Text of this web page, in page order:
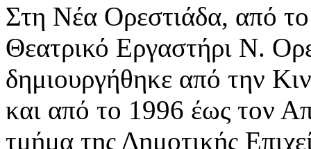
Στη Νέα Ορεστιάδα, από το
Θεατρικό Εργαστήρι Ν.
δημιουργήθηκε από την
και από το 1996 έως τον
τμήμα της Δημοτικής